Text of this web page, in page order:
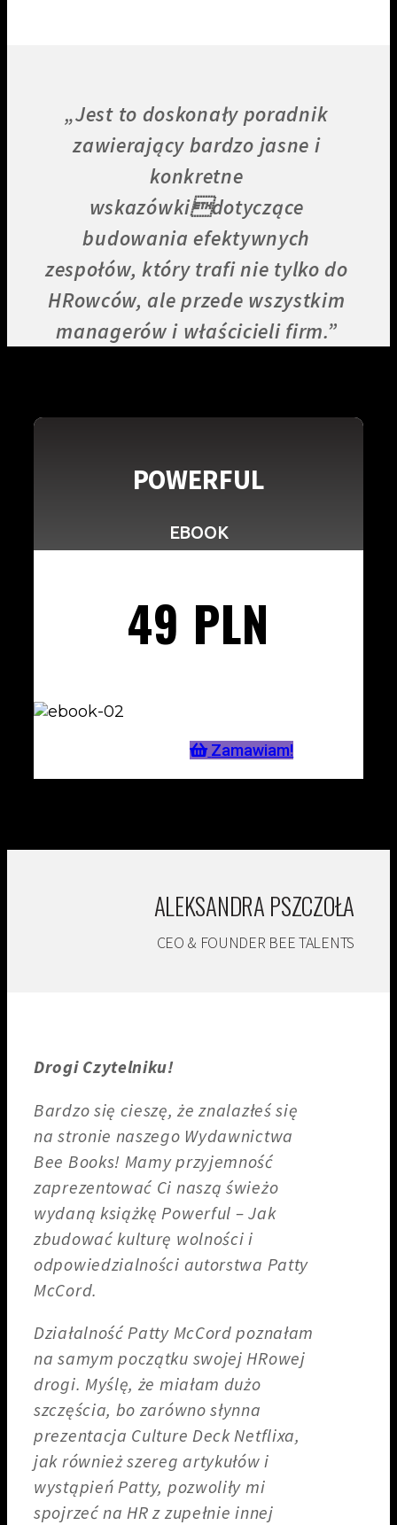
„Jest to doskonały poradnik
zawierający bardzo jasne i
konkretne
wskazówkidotyczące
budowania efektywnych
zespołów, który trafi nie tylko do
HRowców, ale przede wszystkim
managerów i właścicieli firm.”
POWERFUL
EBOOK
49 PLN
Zamawiam!
ALEKSANDRA PSZCZOŁA
CEO & FOUNDER BEE TALENTS
Drogi Czytelniku!
Bardzo się cieszę, że znalazłeś się
na stronie naszego Wydawnictwa
Bee Books! Mamy przyjemność
zaprezentować Ci naszą świeżo
wydaną książkę Powerful – Jak
zbudować kulturę wolności i
odpowiedzialności autorstwa Patty
McCord.
Działalność Patty McCord poznałam
na samym początku swojej HRowej
drogi. Myślę, że miałam dużo
szczęścia, bo zarówno słynna
prezentacja Culture Deck Netflixa,
jak również szereg artykułów i
wystąpień Patty, pozwoliły mi
spojrzeć na HR z zupełnie innej